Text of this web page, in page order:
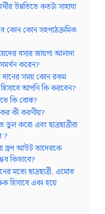
উন্নতিতে কতটা সাহায্য
কোন কোন সহপাঠক্রমিক
বসার জায়গা আলাদা
করেন?
দানের সময় কোন রকম
আপনি কি করবেন?
কি বোঝ?
কী করণীয়?
ভুল করো এবং ছাত্রছাত্রীরা
?
ড্রপ আউট তাদেরকে
কিভাবে?
মতো ছাত্রছাত্রী, এমোত
হিসাবে একা হয়ে